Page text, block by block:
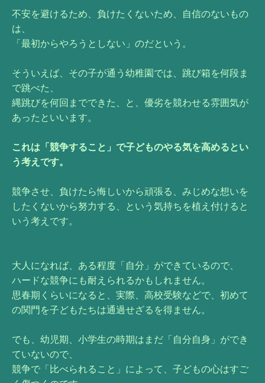
不安を避けるため、負けたくないため、自信のないもの
は、
「最初からやろうとしない」のだという。
そういえば、その子が通う幼稚園では、跳び箱を何段ま
で跳べた、
縄跳びを何回までできた、と、優劣を競わせる雰囲気が
あったといいます。
これは「競争すること」で子どものやる気を高めるとい
う考えです。
競争させ、負けたら悔しいから頑張る、みじめな想いを
したくないから努力する、という気持ちを植え付けると
いう考えです。
大人になれば、ある程度「自分」ができているので、
ハードな競争にも耐えられるかもしれません。
思春期くらいになると、実際、高校受験などで、初めて
の関門を子どもたちは通過せざるを得ません。
でも、幼児期、小学生の時期はまだ「自分自身」ができ
ていないので、
競争で「比べられること」によって、子どもの心はすご